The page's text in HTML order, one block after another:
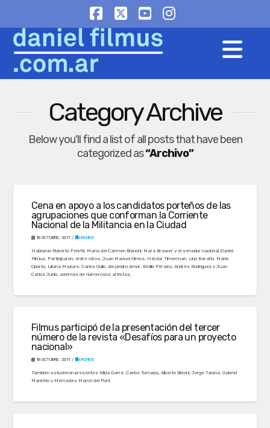
Facebook
X YouTube
Instagram
Category Archive
Below you'll find a list of all posts that have been
categorized as“Archivo”
Cena en apoyo a los candidatos porteños de las
agrupaciones que conforman la Corriente
Nacional de la Militancia en la Ciudad
18 OCTUBRE, 2011 ARCHIVO
Hablaron Roberto Feletti, María del Carmen Bianchi, Mara Brawer y el senador nacional Daniel
Filmus. Participaron, entre otros, Juan Manuel Olmos, Héctor Timerman, Lino Baraño, Mario
Oporto, Liliana Mazure, Carlos Gullo, Alejandro Amor, Emilio Pérsico, Andrés Rodríguez y Juan
Carlos Junio, además de numerosos artistas.
Filmus participó de la presentación del tercer
número de la revista «Desafíos para un proyecto
nacional»
18 OCTUBRE, 2011 ARCHIVO
También estuvieron presentes Nilda Garré, Carlos Tomada, Alberto Sileoni, Jorge Taiana, Gabriel
Mariotto y Mercedes Marcó del Pont